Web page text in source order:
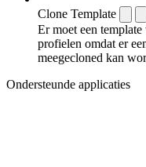
Clone Template
Er moet een
profielen omdat er
meegecloned kan
Ondersteunde applicaties